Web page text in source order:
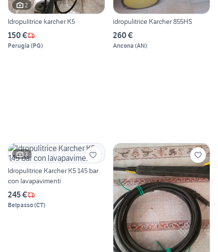
2
Idropulitrice karcher K5
150 €
Perugia (PG)
idropulitrice Karcher 855HS
260 €
Ancona (AN)
3
Idropulitrice Karcher K5 145 bar
con lavapavimenti
245 €
Belpasso(CT)